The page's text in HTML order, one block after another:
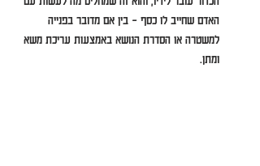
האדם שחייב לו כסף – בין אם מדובר בפנייה
למשטרה או הסדרת הנושא באמצעות עריכת משא
ומתן.